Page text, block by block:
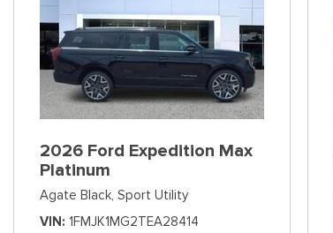
2026 Ford Expedition Max
Platinum
Agate Black, Sport Utility
VIN 1FMJK1MG2TEA28414